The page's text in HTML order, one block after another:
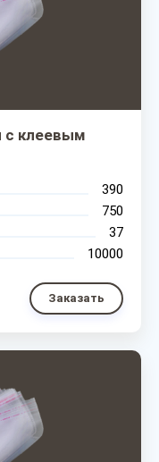
с клеевым
390
750
37
10000
Заказать